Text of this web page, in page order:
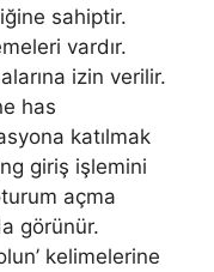
sahiptir.
vardır.
izin verilir.
has
katılmak
giriş işlemini
açma
görünür.
kelimelerine